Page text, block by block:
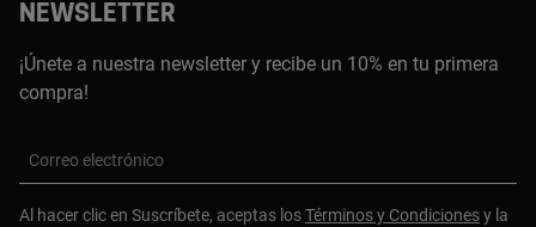
NEWSLETTER
¡Únete a nuestra newsletter y recibe un 10% en tu primera
compra!
Correo electrónico
Al hacer clic en Suscríbete, aceptas losTérminos y Condicionesy la